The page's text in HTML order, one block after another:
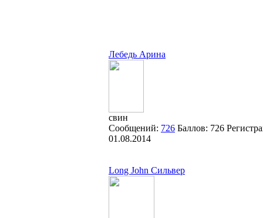
Лебедь Арина
свин
Сообщений: 726 Баллов: 726
01.08.2014
Long John Сильвер